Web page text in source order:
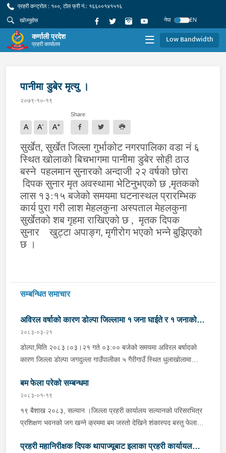
प्रहरी कन्ट्रोल : १००, टोल फ्री नं.: १६६००१४१५१६
नेपा
EN
कर्णाली प्रदेश
प्रहरी कार्यालय Low Bandwidth
पानीमा डुबेर मृत्यु ।
२०७९-१०-१९
A A- A+
Share
सुर्खेत, सुर्खेत जिल्ला गुर्भाकोट नगरपालिका वडा नं ६
स्थित खोलाको बिचभागमा पानीमा डुबेर सोही ठाउ
बस्ने पहलमान सुनारको अन्दाजी २२ वर्षको छोरा
दिपक सुनार मृत अवस्थामा भेटिनुभएको छ ,मृतकको
लास १३:१५ बजेको समयमा घटनास्थल प्रारम्भिक
कार्य पुरा गरी लाश मेहलकुना अस्पताल मेहलकुना
सुर्खेतको शब गृहमा राखिएको छ , मृतक दिपक
सुनार खुट्टा अपाङ्ग,मृगीरोग भएको भन्ने बुझिएको
छ ।
सम्बन्धित समाचार
अविरल वर्षाको कारण डोल्पा जिल्लामा १ जना घाईते र १ जनाको
मृत्यु
२०८३-०३-२१
डोल्पा,मिति २०८३।०३।२१ गते ०३:०० बजेको समयमा अविरल बर्षादको
कारण जिल्ला डोल्पा जगदुल्ला गाउँपालीका ५ गैरीगाउँ स्थित धुलाखोलामा
माझगाउ डोल्पाबाट प्र.स.नि. रघुनाथ पाण्डेको कमाण्डमा ५ जनाको टोली
खटिगई स्थानिय र प्रहरीको सहयोगमा उक्त स्थान बस्ने लाक्षिमाने बि.क.को
छोरी बर्ष अन्दाजी ५५/५६ कि आनन्दा बि.क. (अविवाहित, बोल्न नसक्ने)
सुतिरहेको अबस्थामा पुरिएको र निज आनन्दी बि.क.लाई उद्धार गरी उपचारको
जि.प्र.का. डोल्पाबाट प्र.नि. पदम रावलको कमाण्डमा SOCO सहित ५
बम फेला परेको सम्बन्धमा
२०८३-०१-१९
१९ बैशाख २०८३, सल्यान ।जिल्ला प्रहरी कार्यालय सल्यानको परिसरभित्र
प्रशिक्षण भवनको जग खन्ने क्रममा बम जस्तो देखिने शंकास्पद बस्तु फेला
माईन डिटेक्टर मेशिनबाट उक्त स्थान तथा वरपर चेकजाँच गर्दा सकेट बम
प्रहरी महानिरीक्षक दिपक थापाज्यूबाट इलाका प्रहरी कार्यायल